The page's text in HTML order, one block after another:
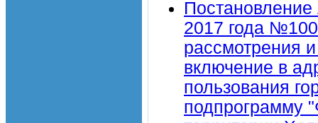
2017 года
рассмотрения
включение в
пользования
подпрограмму